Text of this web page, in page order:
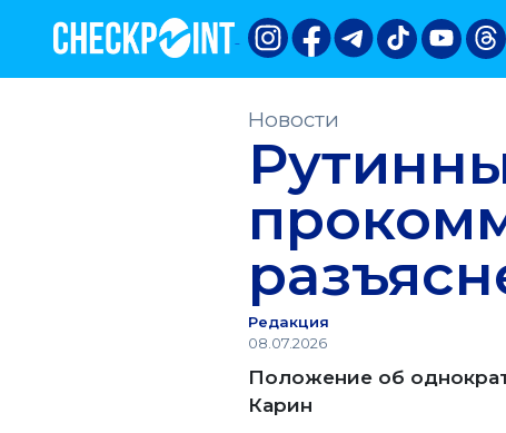
Новости
Редакция
08.07.2026
Положение об
Карин